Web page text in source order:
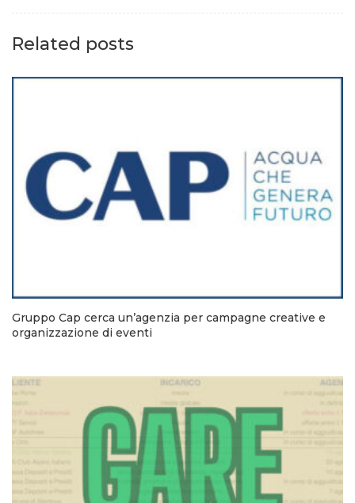
Related posts
Gruppo Cap cerca un’agenzia per campagne creative e
organizzazione di eventi